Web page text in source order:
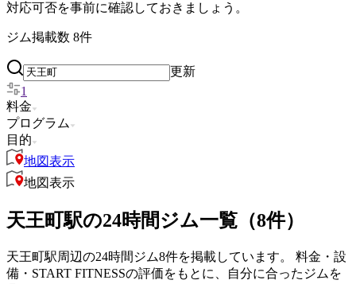
対応可否を事前に確認しておきましょう。
ジム掲載数 8件
更新
1
料金
プログラム
目的
地図表示
地図表示
天王町駅の24時間ジム一覧（8件）
天王町駅周辺の24時間ジム8件を掲載しています。 料金・設
備・START FITNESSの評価をもとに、自分に合ったジムを